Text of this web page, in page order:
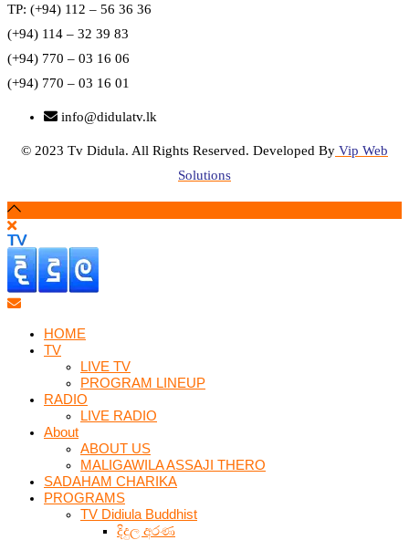
TP: (+94) 112 – 56 36 36
(+94) 114 – 32 39 83
(+94) 770 – 03 16 06
(+94) 770 – 03 16 01
info@didulatv.lk
© 2023 Tv Didula. All Rights Reserved. Developed By Vip Web
Solutions
HOME
TV
LIVE TV
PROGRAM LINEUP
RADIO
LIVE RADIO
About
ABOUT US
MALIGAWILA ASSAJI THERO
SADAHAM CHARIKA
PROGRAMS
TV Didiula Buddhist
දිදුල අරණ